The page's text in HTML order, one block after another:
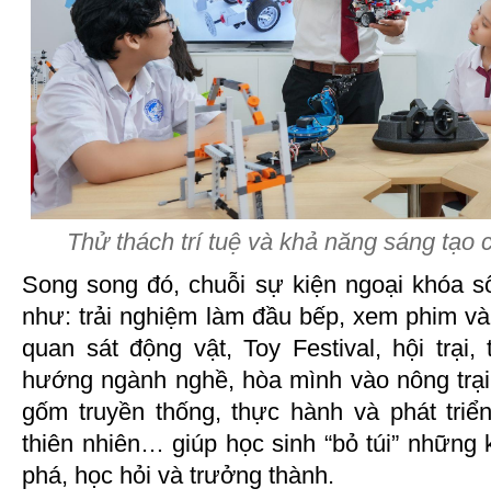
Thử thách trí tuệ và khả năng sáng tạo
Song song đó, chuỗi sự kiện ngoại khóa
như: trải nghiệm làm đầu bếp, xem phim
quan sát động vật, Toy Festival, hội
hướng ngành nghề, hòa mình vào nông
gốm truyền thống, thực hành và phát
thiên nhiên… giúp học sinh “bỏ túi” những
phá, học hỏi và trưởng thành.